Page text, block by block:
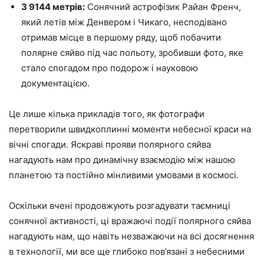
З 9144 метрів: Сонячний астрофізик Райан Френч,
який летів між Денвером і Чикаго, несподівано
отримав місце в першому ряду, щоб побачити
полярне сяйво під час польоту, зробивши фото, яке
стало спогадом про подорож і науковою
документацією.
Це лише кілька прикладів того, як фотографи
перетворили швидкоплинні моменти небесної краси на
вічні спогади. Яскраві прояви полярного сяйва
нагадують нам про динамічну взаємодію між нашою
планетою та постійно мінливими умовами в космосі.
Оскільки вчені продовжують розгадувати таємниці
сонячної активності, ці вражаючі події полярного сяйва
нагадують нам, що навіть незважаючи на всі досягнення
в технології, ми все ще глибоко пов’язані з небесними